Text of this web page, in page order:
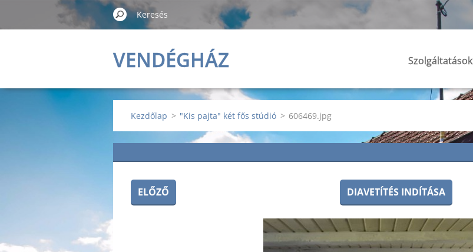
VENDÉGHÁZ Szolgáltatások
Kezdőlap > "Kis pajta" két fős stúdió > 606469.jpg
ELŐZŐ DIAVETÍTÉS INDÍTÁSA